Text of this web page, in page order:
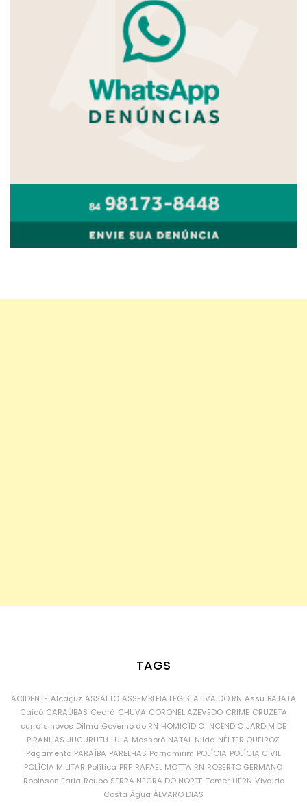
TAGS
ACIDENTE Alcaçuz ASSALTO ASSEMBLEIA LEGISLATIVA DO RN Assu BATATA
Caicó CARAÚBAS Ceará CHUVA CORONEL AZEVEDO CRIME CRUZETA
currais novos Dilma Governo do RN HOMICÍDIO INCÊNDIO JARDIM DE
PIRANHAS JUCURUTU LULA Mossoró NATAL Nilda NÉLTER QUEIROZ
Pagamento PARAÍBA PARELHAS Parnamirim POLÍCIA POLÍCIA CIVIL
POLÍCIA MILITAR Política PRF RAFAEL MOTTA RN ROBERTO GERMANO
Robinson Faria Roubo SERRA NEGRA DO NORTE Temer UFRN Vivaldo
Costa Água ÁLVARO DIAS